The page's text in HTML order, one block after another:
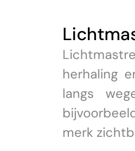
herhaling
langs
merk